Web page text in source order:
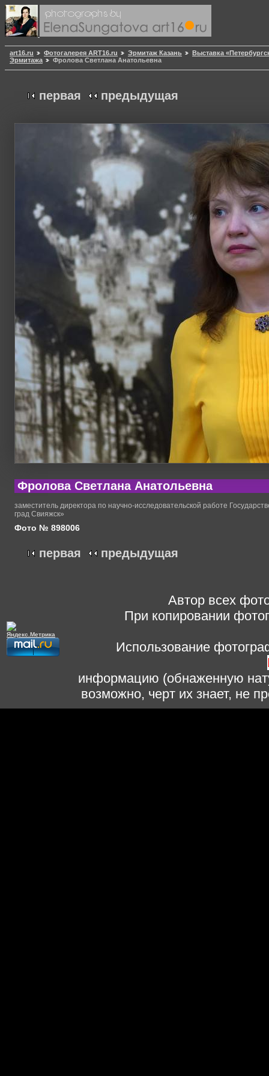
art16.ru Фотогалерея ART16.ru Эрмитаж Казань
Выставка
Эрмитажа
Фролова Светлана Анатольевна
первая предыдущая
Фролова Светлана Анатольевна
заместитель директора по научно-исследовательской работе
град Свияжск»
Фото № 898006
первая предыдущая
Автор всех
При копировании
Использование
информацию (обнаженную
возможно, черт их знает, не